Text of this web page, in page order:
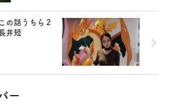
の話うちら２
井短
ー